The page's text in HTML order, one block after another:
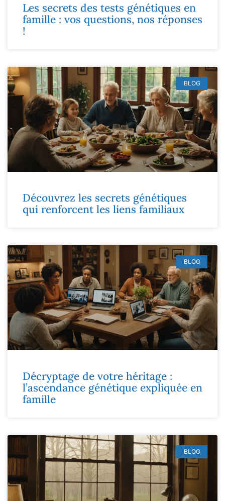
Les secrets des tests génétiques en
famille : vos questions, nos réponses
!
BLOG
Découvrez les secrets génétiques
qui renforcent les liens familiaux
BLOG
Décryptage de votre héritage :
l’ascendance génétique expliquée en
famille
BLOG